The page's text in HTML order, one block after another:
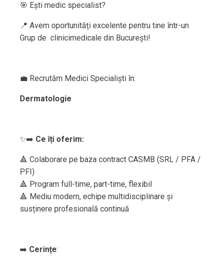
🎯 Ești medic specialist?
📍 Avem oportunități excelente pentru tine într-un
Grup de clinicimedicale din București!
💼 Recrutăm Medici Specialiști în:
Dermatologie
✨➡️ Ce îți oferim:
🔺 Colaborare pe baza contract CASMB (SRL / PFA /
PFI)
🔺 Program full-time, part-time, flexibil
🔺 Mediu modern, echipe multidisciplinare și
susținere profesională continuă
➡️ Cerințe: